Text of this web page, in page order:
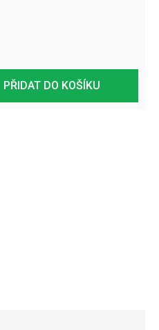
PŘIDAT DO KOŠÍKU